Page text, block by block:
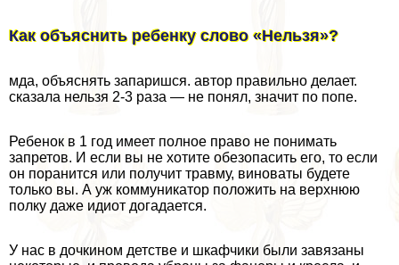
Как объяснить ребенку слово «Нельзя»?
мда, объяснять запаришся. автор правильно делает.
сказала нельзя 2-3 раза — не понял, значит по попе.
Ребенок в 1 год имеет полное право не понимать
запретов. И если вы не хотите обезопасить его, то если
он поранится или получит травму, виноваты будете
только вы. А уж коммуникатор положить на верхнюю
полку даже идиот догадается.
У нас в дочкином детстве и шкафчики были завязаны